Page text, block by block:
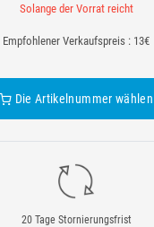
Solange der Vorrat reicht
Empfohlener Verkaufspreis : 13€
Die Artikelnummer wählen
20 Tage Stornierungsfrist